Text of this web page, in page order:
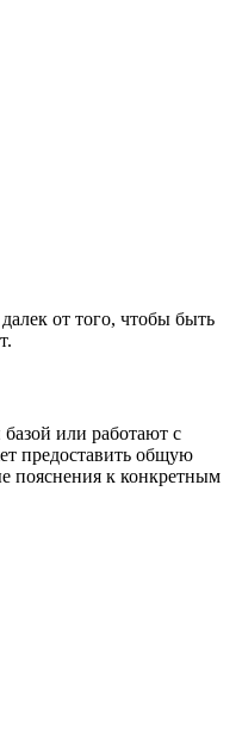
от того, чтобы быть
или работают с
предоставить общую